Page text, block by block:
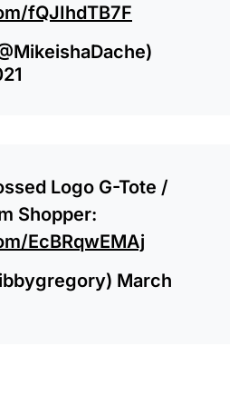
fQJIhdTB7F
Logo G-Tote /
Shopper:
EcBRqwEMAj
March